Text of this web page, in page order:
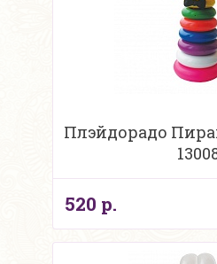
Плэйдорадо
520 р.